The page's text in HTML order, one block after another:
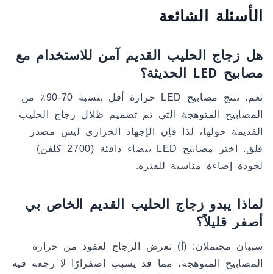
الأسئلة الشائعة
هل زجاج الحليب القديم آمن للاستخدام مع
مصابيح LED الحديثة؟
نعم. تنتج مصابيح LED حرارة أقل بنسبة 70-90٪ من
المصابيح المتوهجة التي تم تصميم ظلال زجاج الحليب
القديمة حولها، لذا فإن الإجهاد الحراري ليس مصدر
قلق. اختر مصابيح LED بيضاء دافئة (2700 كلفن)
لجودة إضاءة مناسبة للفترة.
لماذا يبدو زجاج الحليب القديم الخاص بي
أصفر قليلاً؟
سببان محتملان: (أ) تعرض الزجاج لعقود من حرارة
المصابيح المتوهجة، مما قد يسبب اصفرارًا لا رجعة فيه